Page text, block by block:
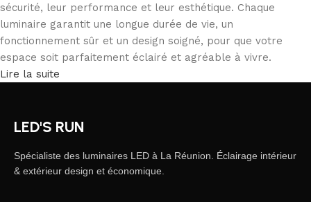
sécurité, leur performance et leur esthétique. Chaque
luminaire garantit une longue durée de vie, un
fonctionnement sûr et un design soigné, pour que votre
espace soit parfaitement éclairé et agréable à vivre.
Lire la suite
LED'S RUN
Spécialiste des luminaires LED à La Réunion. Éclairage intérieur
& extérieur design et économique.